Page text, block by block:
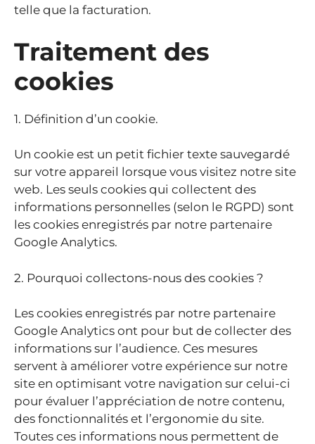
telle que la facturation.
Traitement des
cookies
1. Définition d’un cookie.
Un cookie est un petit fichier texte sauvegardé
sur votre appareil lorsque vous visitez notre site
web. Les seuls cookies qui collectent des
informations personnelles (selon le RGPD) sont
les cookies enregistrés par notre partenaire
Google Analytics.
2. Pourquoi collectons-nous des cookies ?
Les cookies enregistrés par notre partenaire
Google Analytics ont pour but de collecter des
informations sur l’audience. Ces mesures
servent à améliorer votre expérience sur notre
site en optimisant votre navigation sur celui-ci
pour évaluer l’appréciation de notre contenu,
des fonctionnalités et l’ergonomie du site.
Toutes ces informations nous permettent de